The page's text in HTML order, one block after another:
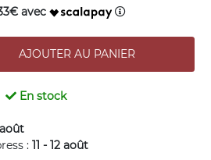
avec
En stock
août
: 11 - 12 août